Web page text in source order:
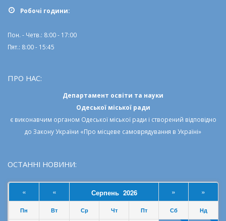
Робочi години:
Пон. - Четв.: 8:00 - 17:00
Пят.: 8:00 - 15:45
ПРО НАС:
Департамент освіти та науки
Одеської міської ради
є виконавчим органом Одеської міської ради і створений відповідно
до Закону України «Про місцеве самоврядування в Україні»
ОСТАННІ НОВИНИ:
« « Серпень 2026 » »
Пн Вт Ср Чт Пт Сб Нд